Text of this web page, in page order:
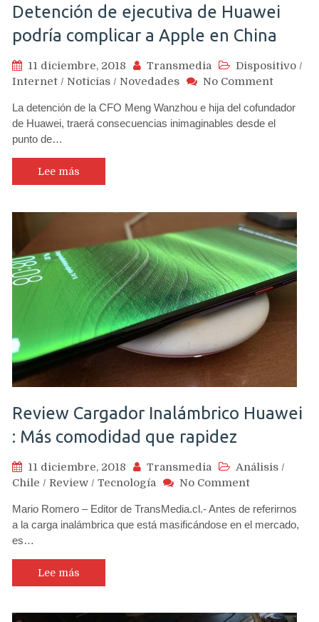
Detención de ejecutiva de Huawei
podría complicar a Apple en China
11 diciembre, 2018 Transmedia Dispositivo /
Internet / Noticias / Novedades No Commenton
de
Apple
en
China
La detención de la CFO Meng Wanzhou e hija del cofundador
de Huawei, traerá consecuencias inimaginables desde el
punto de…
Lee más
Review Cargador Inalámbrico Huawei
: Más comodidad que rapidez
11 diciembre, 2018 Transmedia Análisis /
Chile / Review / Tecnología No Commenton
Cargador
Inalámbrico
rapidez
Mario Romero – Editor de TransMedia.cl.- Antes de referirnos
a la carga inalámbrica que está masificándose en el mercado,
es…
Lee más